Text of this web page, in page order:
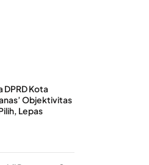
DPRD Kota
Objektivitas
Lepas